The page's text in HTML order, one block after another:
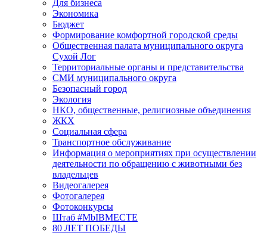
Для бизнеса
Экономика
Бюджет
Формирование комфортной городской среды
Общественная палата муниципального округа
Сухой Лог
Территориальные органы и представительства
СМИ муниципального округа
Безопасный город
Экология
НКО, общественные, религиозные объединения
ЖКХ
Социальная сфера
Транспортное обслуживание
Информация о мероприятиях при осуществлении
деятельности по обращению с животными без
владельцев
Видеогалерея
Фотогалерея
Фотоконкурсы
Штаб #MbIBMECTE
80 ЛЕТ ПОБЕДЫ